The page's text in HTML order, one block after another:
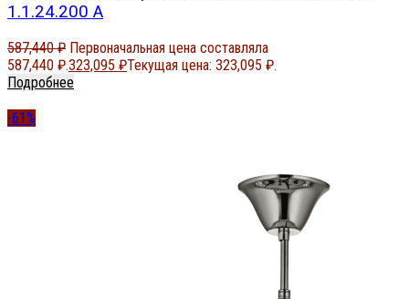
1.1.24.200 A
587,440₽ Первоначальная цена составляла
587,440 ₽.323,095 ₽Текущая цена: 323,095 ₽.
Подробнее
-61%